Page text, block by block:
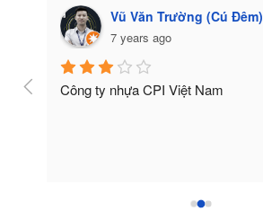
Vũ Văn Trường (Cú Đêm)
7 years ago
Công ty nhựa CPI Việt Nam